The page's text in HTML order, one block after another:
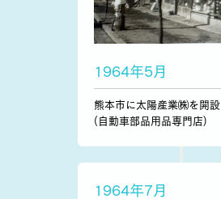
1964年5月
熊本市に太陽産業㈱を開設
(自動車部品用品専門店)
1964年7月